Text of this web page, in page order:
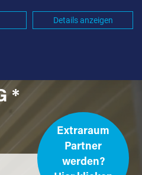
*
Extraraum
Partner
werden?
Details anzeigen